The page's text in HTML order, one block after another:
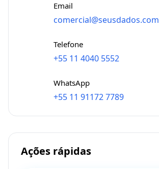
Email
comercial@seusdados.com
Telefone
+55 11 4040 5552
WhatsApp
+55 11 91172 7789
Ações rápidas